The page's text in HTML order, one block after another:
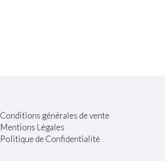
Conditions générales de vente
Mentions Légales
Politique de Confidentialité